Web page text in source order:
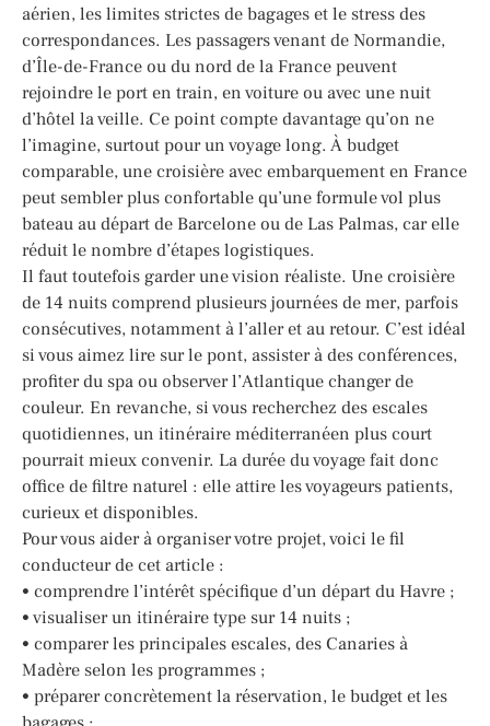
aérien, les limites strictes de bagages et le stress des
correspondances. Les passagers venant de Normandie,
d’Île-de-France ou du nord de la France peuvent
rejoindre le port en train, en voiture ou avec une nuit
d’hôtel la veille. Ce point compte davantage qu’on ne
l’imagine, surtout pour un voyage long. À budget
comparable, une croisière avec embarquement en France
peut sembler plus confortable qu’une formule vol plus
bateau au départ de Barcelone ou de Las Palmas, car elle
réduit le nombre d’étapes logistiques.
Il faut toutefois garder une vision réaliste. Une croisière
de 14 nuits comprend plusieurs journées de mer, parfois
consécutives, notamment à l’aller et au retour. C’est idéal
si vous aimez lire sur le pont, assister à des conférences,
profiter du spa ou observer l’Atlantique changer de
couleur. En revanche, si vous recherchez des escales
quotidiennes, un itinéraire méditerranéen plus court
pourrait mieux convenir. La durée du voyage fait donc
office de filtre naturel : elle attire les voyageurs patients,
curieux et disponibles.
Pour vous aider à organiser votre projet, voici le fil
conducteur de cet article :
• comprendre l’intérêt spécifique d’un départ du Havre ;
• visualiser un itinéraire type sur 14 nuits ;
• comparer les principales escales, des Canaries à
Madère selon les programmes ;
• préparer concrètement la réservation, le budget et les